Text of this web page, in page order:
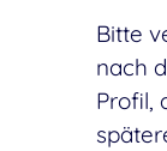
Bitte
nach
Profil,